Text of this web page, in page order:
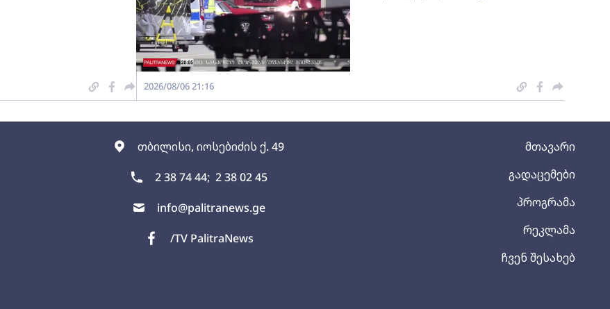
თბილისი, იოსებიძის ქ. 49
2 38 74 44; 2 38 02 45
info@palitranews.ge
/TV PalitraNews
მთავარი
გადაცემები
პროგრამა
რეკლამა
ჩვენ შესახებ
2026/08/06 21:16